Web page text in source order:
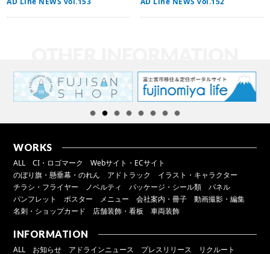
WORKS
ALL CI・ロゴマーク
Webサイト・ECサイト
のぼり旗・懸垂幕・のれん
アドトラック
イラスト・キャラクター
チラシ・フライヤー
ノベルティ パッケージ・シール類
パネル
パンフレット
ポスター メニュー 会社案内・冊子
動画撮影・編集
名刺・ショップカード
店舗装飾・看板 車両装飾
INFORMATION
ALL お知らせ アドラインニュース プレスリリース リクルート